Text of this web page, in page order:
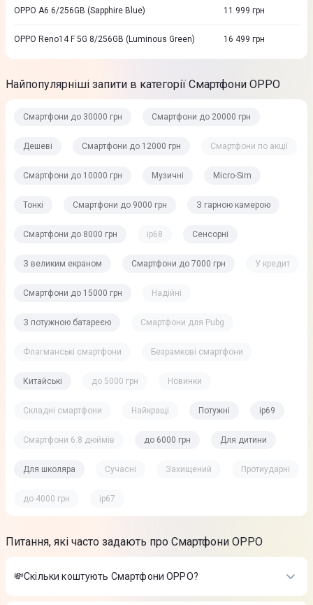
OPPO A6 6/256GB (Sapphire Blue) 11 999 грн
OPPO Reno14 F 5G 8/256GB (Luminous Green) 16 499 грн
Найпопулярніші запити в категорії Смартфони OPPO
Смартфони до 30000 грн Смартфони до 20000 грн
Дешеві Смартфони до 12000 грн Смартфони по акції
Смартфони до 10000 грн Музичні Micro-Sim
Тонкі Смартфони до 9000 грн З гарною камерою
Смартфони до 8000 грн ip68 Сенсорні
З великим екраном Смартфони до 7000 грн У кредит
Смартфони до 15000 грн Надійні
З потужною батареєю Смартфони для Pubg
Флагманські смартфони Безрамкові смартфони
Китайські до 5000 грн Новинки
Складні смартфони Найкращі Потужні ip69
Смартфони 6.8 дюймів до 6000 грн Для дитини
Для школяра Сучасні Захищений Протиударні
до 4000 грн ip67
Питання, які часто задають про Смартфони OPPO
💸Скільки коштують Смартфони OPPO?
Вартість товарів в категорії Смартфони OPPO в інтернет-